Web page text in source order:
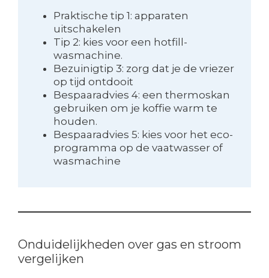
Praktische tip 1: apparaten
uitschakelen
Tip 2: kies voor een hotfill-
wasmachine.
Bezuinigtip 3: zorg dat je de vriezer
op tijd ontdooit
Bespaaradvies 4: een thermoskan
gebruiken om je koffie warm te
houden.
Bespaaradvies 5: kies voor het eco-
programma op de vaatwasser of
wasmachine
Onduidelijkheden over gas en stroom
vergelijken